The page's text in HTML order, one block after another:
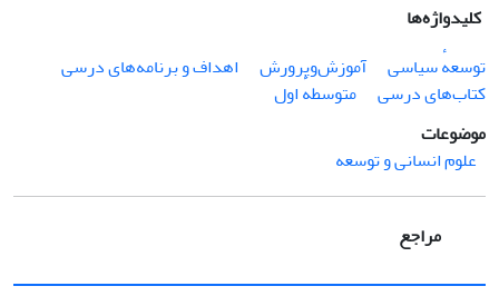
کلیدواژه‌ها
توسعهٔ سیاسی
آموزش‌وپرورش
اهداف و برنامه‌های درسی
کتاب‌های درسی
متوسطهٔ اول
موضوعات
علوم انسانی و توسعه
مراجع